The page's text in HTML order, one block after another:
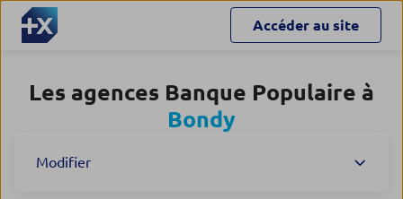
Accéder au site
Les agences Banque Populaire à
Bondy
Modifier